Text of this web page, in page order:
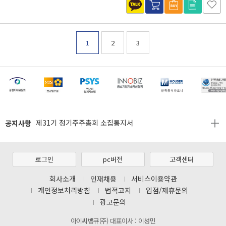
1 2 3
공지사항
[마일리지 적립 및 사용 정책 개편 안내]
제31기 정기주주총회 소집통지서
[2026년 8월 신용카드 무이자 행사 안내]
[마일리지 적립 및 사용 정책 개편 안내]
로그인 pc버전 고객센터
회사소개 인재채용
서비스이용약관
개인정보처리방침
법적고지
입점/제휴문의
광고문의
아이씨뱅큐(주) 대표이사 : 이성민